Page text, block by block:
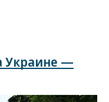
Украине —